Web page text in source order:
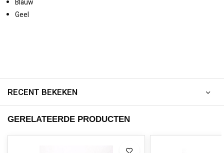
Blauw
Geel
RECENT BEKEKEN
GERELATEERDE PRODUCTEN